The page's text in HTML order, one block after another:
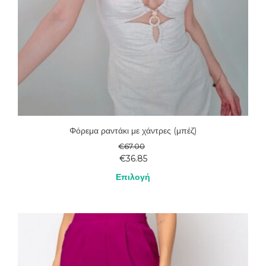
Φόρεμα ραντάκι με χάντρες (μπέζ)
€67.00
€36.85
Επιλογή
το
προϊόν
έχει
πολλαπλές